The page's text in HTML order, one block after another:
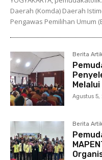
Daerah (Komda) Daerah
Pengawas Pemilihan Umum
Berita
Agustus
Berita